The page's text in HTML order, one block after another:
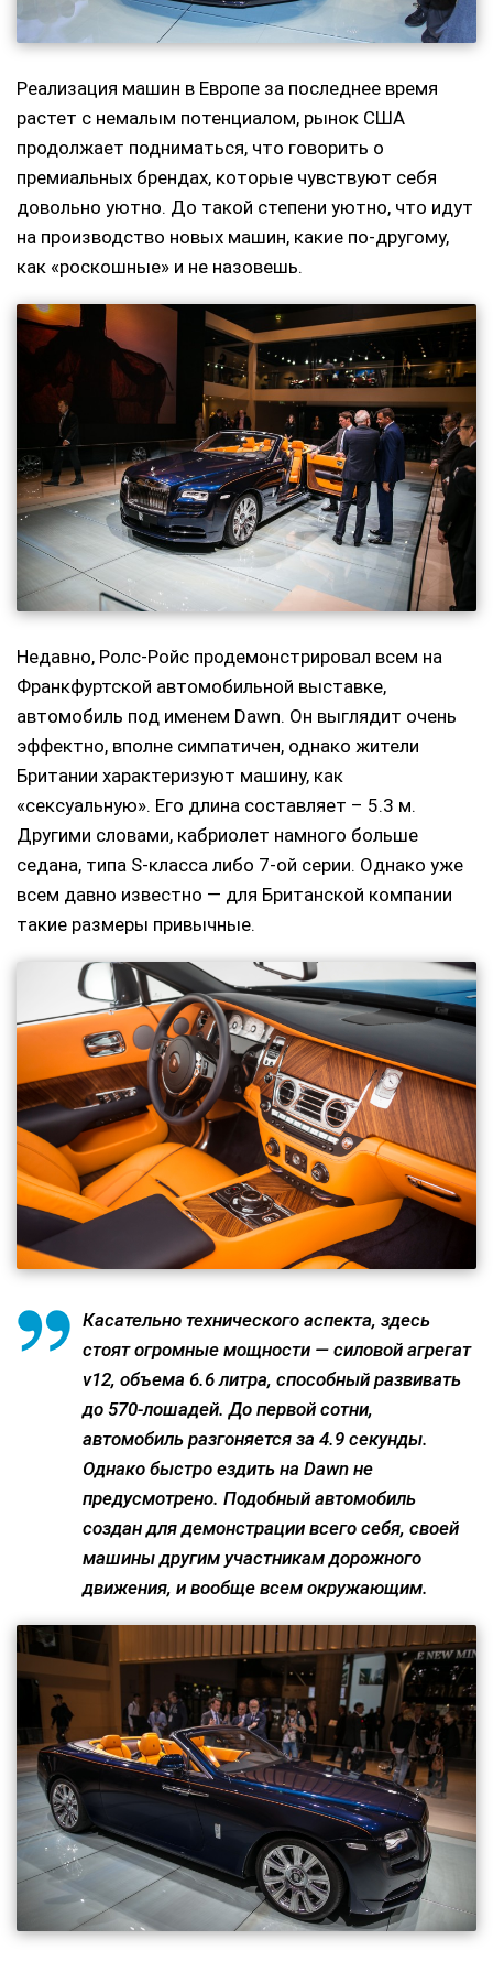
Реализация машин в Европе за последнее время
растет с немалым потенциалом, рынок США
продолжает подниматься, что говорить о
премиальных брендах, которые чувствуют себя
довольно уютно. До такой степени уютно, что идут
на производство новых машин, какие по-другому,
как «роскошные» и не назовешь.
Недавно, Ролс-Ройс продемонстрировал всем на
Франкфуртской автомобильной выставке,
автомобиль под именем Dawn. Он выглядит очень
эффектно, вполне симпатичен, однако жители
Британии характеризуют машину, как
«сексуальную». Его длина составляет – 5.3 м.
Другими словами, кабриолет намного больше
седана, типа S-класса либо 7-ой серии. Однако уже
всем давно известно — для Британской компании
такие размеры привычные.
Касательно технического аспекта, здесь
стоят огромные мощности — силовой агрегат
v12, объема 6.6 литра, способный развивать
до 570-лошадей. До первой сотни,
автомобиль разгоняется за 4.9 секунды.
Однако быстро ездить на Dawn не
предусмотрено. Подобный автомобиль
создан для демонстрации всего себя, своей
машины другим участникам дорожного
движения, и вообще всем окружающим.